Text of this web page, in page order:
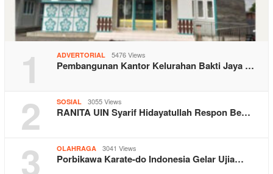
1 ADVERTORIAL 5476 Views
Pembangunan Kantor Kelurahan Bakti Jaya …
2 SOSIAL 3055 Views
RANITA UIN Syarif Hidayatullah Respon Be…
3 OLAHRAGA 3041 Views
Porbikawa Karate-do Indonesia Gelar Ujia…